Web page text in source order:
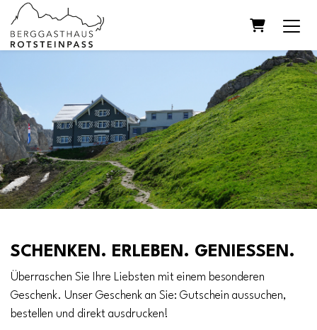
Warenkorb
SCHENKEN. ERLEBEN. GENIESSEN.
Überraschen Sie Ihre Liebsten mit einem besonderen
Geschenk. Unser Geschenk an Sie: Gutschein aussuchen,
bestellen und direkt ausdrucken!